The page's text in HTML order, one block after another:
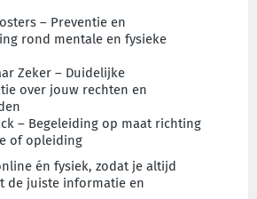
– Preventie en
rond mentale en fysieke
Zeker – Duidelijke
over jouw rechten en
– Begeleiding op maat richting
of opleiding
én fysiek, zodat je altijd
de juiste informatie en